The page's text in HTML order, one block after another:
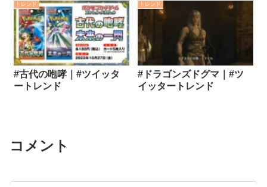
トレンド
#古代の咆哮｜#ツイッタ
ートレンド
トレンド
#ドラゴンズドグマ｜#ツ
イッタートレンド
コメント